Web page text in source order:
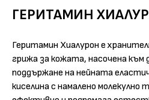
ГЕРИТАМИН
Геритамин Хиалурон е
грижа за кожата, насочена към
поддържане на нейната
киселина с намалено молекулно